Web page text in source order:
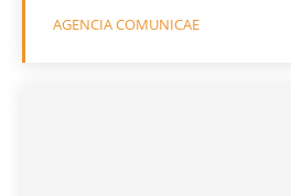
AGENCIA COMUNICAE